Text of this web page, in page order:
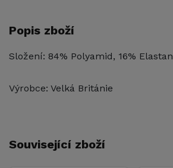
Popis zboží
Složení: 84% Polyamid, 16% Elastan
Výrobce: Velká Británie
Související zboží